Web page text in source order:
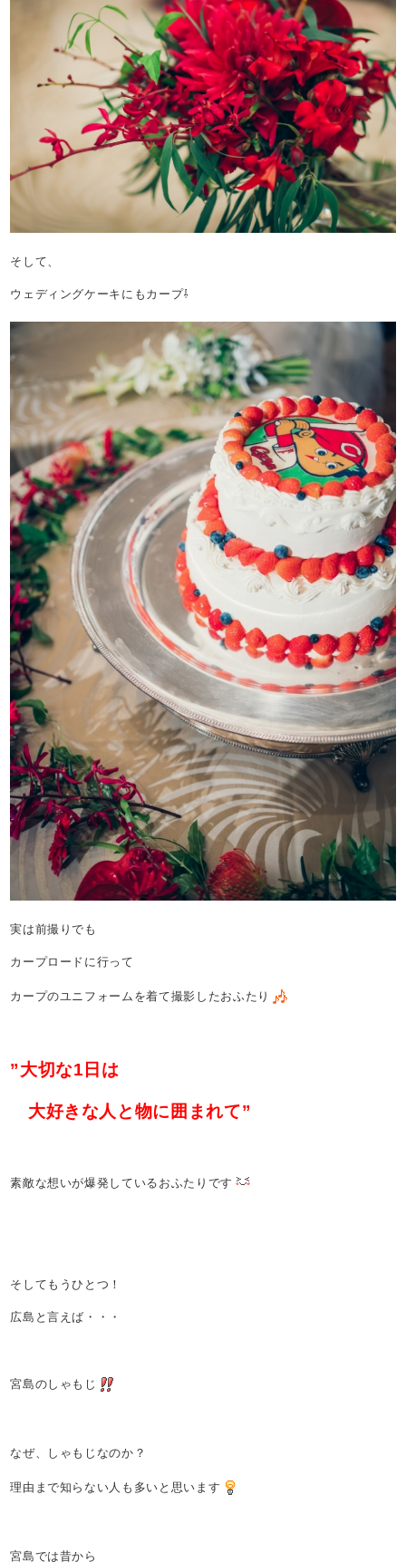
そして、
ウェディングケーキにもカープ⇩
実は前撮りでも
カープロードに行って
カープのユニフォームを着て撮影したおふたり
”大切な1日は
大好きな人と物に囲まれて”
素敵な想いが爆発しているおふたりです
そしてもうひとつ！
広島と言えば・・・
宮島のしゃもじ
なぜ、しゃもじなのか？
理由まで知らない人も多いと思います
宮島では昔から